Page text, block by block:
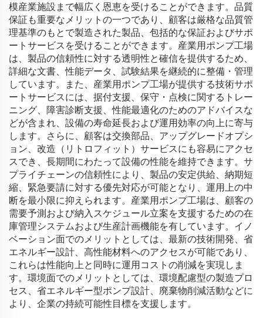
模産業施設まで幅広く恩恵を受けることができます。品質
保証も重要なメリットの一つであり、顧客は厳格な品質管
理基準のもとで製造された製品、包括的な保証およびサポ
ートサービスを受けることができます。産業用ポンプ工場
は、製品の信頼性に対する透明性と確信を提供するため、
詳細な文書、性能データ、試験結果を継続的に整備・管理
しています。また、産業用ポンプ工場が提供する技術サポ
ートサービスには、据付支援、保守・点検に関するトレー
ニング、障害診断支援、性能最適化のためのアドバイスな
どが含まれ、設備の寿命延長および運用効率の向上に寄与
します。さらに、顧客は交換部品、アップグレードオプシ
ョン、改造（リトロフィット）サービスにも容易にアクセ
スでき、長期間にわたって設備の性能を維持できます。サ
プライチェーンの信頼性により、製品の安定供給、納期短
縮、緊急要請に対する優先対応が可能となり、運用上の中
断を最小限に抑えられます。産業用ポンプ工場は、顧客の
需要予測および納入スケジュール立案を支援するための在
庫管理システムおよび生産計画機能を有しています。イノ
ベーション面でのメリットとしては、最新の技術開発、省
エネルギー設計、高性能材料へのアクセスが可能であり、
これらは性能向上と同時に運用コストの削減を実現しま
す。環境面でのメリットとしては、環境配慮型の製造プロ
セス、省エネルギー型ポンプ設計、廃棄物削減活動などに
より、企業の持続可能性目標を支援します。